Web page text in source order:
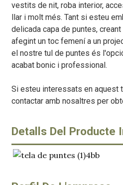
vestits de nit, roba interior,
llar i molt més. Tant si esteu
delicada capa de puntes,
afegint un toc femení a un
el nostre tul de puntes és
acabat bonic i professional.
Si esteu interessats en aquest
contactar amb nosaltres per
Detalls Del Producte